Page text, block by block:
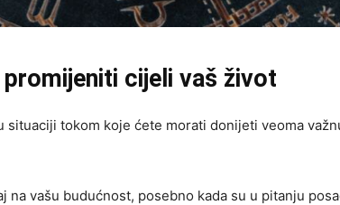
cijeli vaš život
situaciji tokom koje ćete morati donijeti veoma
na vašu budućnost, posebno kada su u pitanju